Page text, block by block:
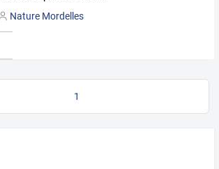
Nature Mordelles
1